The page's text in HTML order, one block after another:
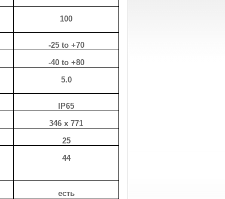
100
-25 to +70
-40 to +80
5.0
IP65
346 x 771
25
44
есть